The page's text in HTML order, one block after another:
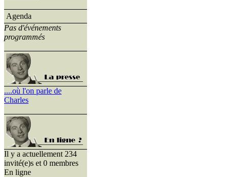
Agenda
Pas d'événements
programmés
....où l'on parle de
Charles
Il y a actuellement 234
invité(e)s et 0 membres
En ligne